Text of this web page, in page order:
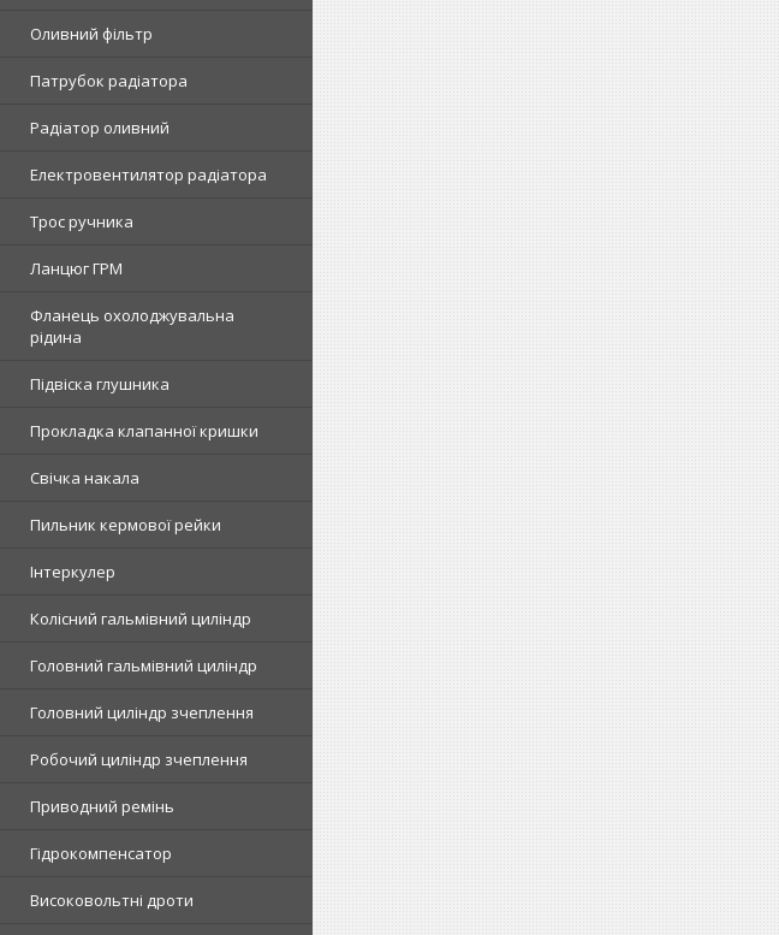
Оливний фільтр
Патрубок радіатора
Радіатор оливний
Електровентилятор радіатора
Трос ручника
Ланцюг ГРМ
Фланець охолоджувальна
рідина
Підвіска глушника
Прокладка клапанної кришки
Свічка накала
Пильник кермової рейки
Інтеркулер
Колісний гальмівний циліндр
Головний гальмівний циліндр
Головний циліндр зчеплення
Робочий циліндр зчеплення
Приводний ремінь
Гідрокомпенсатор
Високовольтні дроти